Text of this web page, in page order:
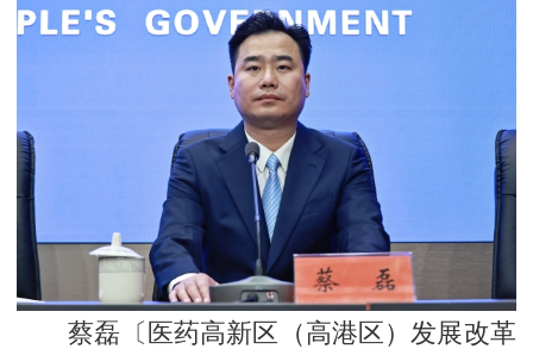
蔡磊〔 医药高新区（高港区）发展改革